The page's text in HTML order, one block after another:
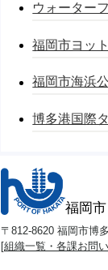
ウォーター
福岡市ヨッ
福岡市海浜
博多港国際
福岡
〒812-8620 福岡市博
[組織一覧・各課お問